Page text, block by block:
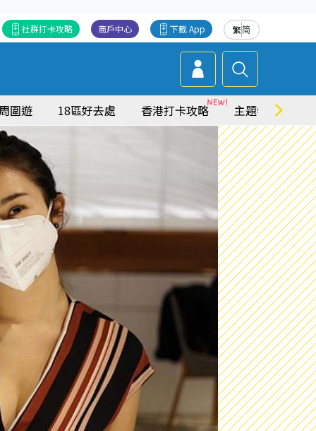
繁简
下載 App
商戶中心
社群打卡攻略
圍遊 18區好去處 香港打卡攻略 主題特集